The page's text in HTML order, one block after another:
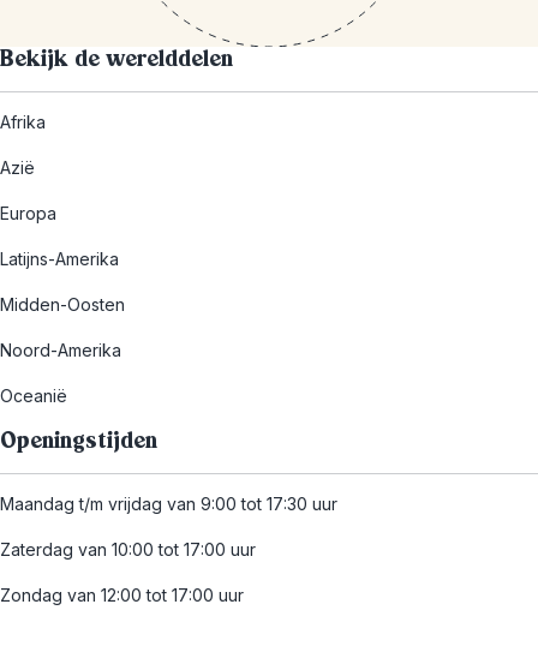
Bekijk de werelddelen
Afrika
Azië
Europa
Latijns-Amerika
Midden-Oosten
Noord-Amerika
Oceanië
Openingstijden
Maandag t/m vrijdag van 9:00 tot 17:30 uur
Zaterdag van 10:00 tot 17:00 uur
Zondag van 12:00 tot 17:00 uur